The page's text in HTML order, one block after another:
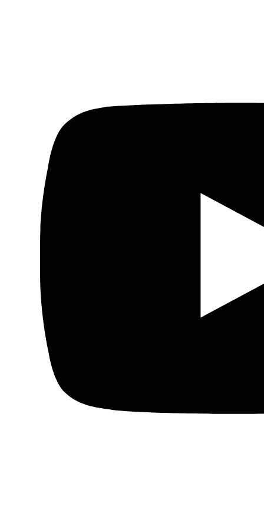
Mujer
Migraciones
Cultura
Prensa árabe
Artículos traducidos
Viñetas
Libertad de expresión
Actualidad de medios árabes